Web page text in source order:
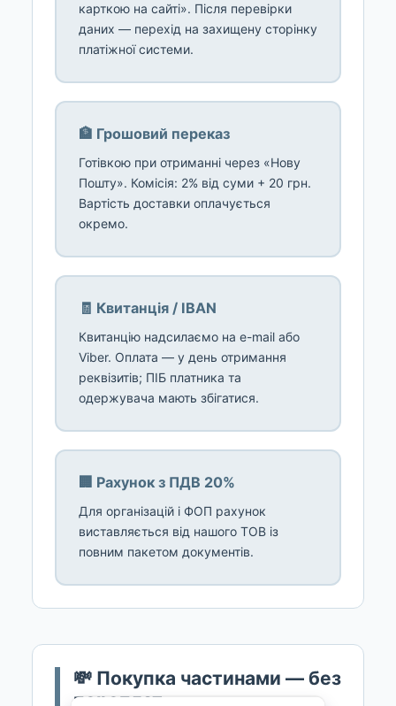
карткою на сайті». Після перевірки
даних — перехід на захищену сторінку
платіжної системи.
🏦 Грошовий переказ
Готівкою при отриманні через «Нову
Пошту». Комісія: 2% від суми + 20 грн.
Вартість доставки оплачується
окремо.
🧾 Квитанція / IBAN
Квитанцію надсилаємо на e-mail або
Viber. Оплата — у день отримання
реквізитів; ПІБ платника та
одержувача мають збігатися.
🏢 Рахунок з ПДВ 20%
Для організацій і ФОП рахунок
виставляється від нашого ТОВ із
повним пакетом документів.
💸 Покупка частинами — без
переплат